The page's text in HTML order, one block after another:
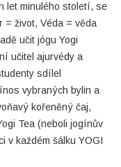
let minulého století, se
= život, Véda = věda
učit jógu Yogi
učitel ajurvédy a
sdílel
vybraných bylin a
kořeněný čaj,
Tea (neboli jogínův
v každém šálku YOGI